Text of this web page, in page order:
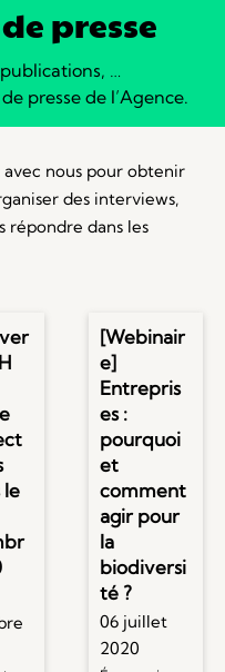
presse
…
presse de l’Agence.
avec nous pour obtenir
des interviews,
répondre dans les
le
[Webinair
e]
Entrepris
es :
pourquoi
et
comment
agir pour
la
biodiversi
té ?
06 juillet
2020